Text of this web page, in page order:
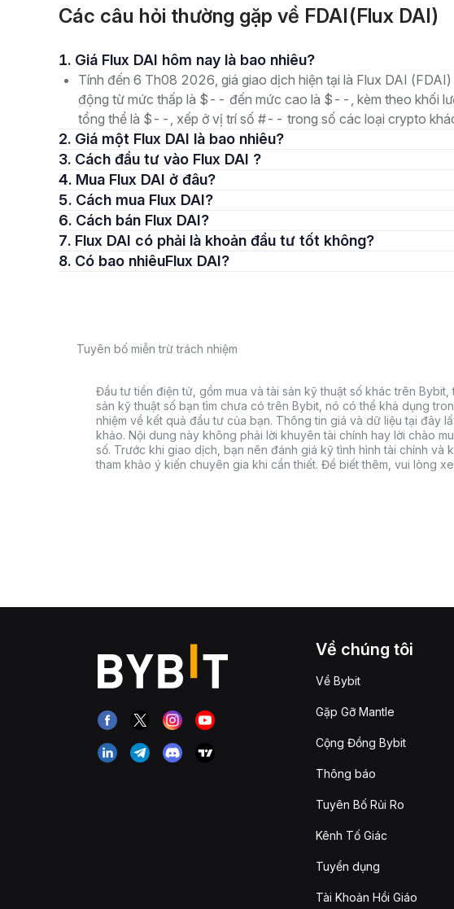
Các câu hỏi thường gặp về FDAI(Flux DAI)
1. Giá Flux DAI hôm nay là bao nhiêu?
Tính đến 6 Th08 2026, giá giao dịch hiện tại là Flux DAI
động từ mức thấp là $-- đến mức cao là $--, kèm theo khối
tổng thể là $--, xếp ở vị trí số #-- trong số các loại crypto
2. Giá một Flux DAI là bao nhiêu?
3. Cách đầu tư vào Flux DAI ?
4. Mua Flux DAI ở đâu?
5. Cách mua Flux DAI?
6. Cách bán Flux DAI?
7. Flux DAI có phải là khoản đầu tư tốt không?
8. Có bao nhiêuFlux DAI?
Tuyên bố miễn trừ trách nhiệm
Đầu tư tiền điện tử, gồm mua và tài sản kỹ thuật số khác trên Bybit,
sản kỹ thuật số bạn tìm chưa có trên Bybit, nó có thể khả dụng
nhiệm về kết quả đầu tư của bạn. Thông tin giá và dữ liệu tại đây
khảo. Nội dung này không phải lời khuyên tài chính hay lời chào
số. Trước khi giao dịch, bạn nên đánh giá kỹ tình hình tài chính và
tham khảo ý kiến chuyên gia khi cần thiết. Để biết thêm, vui lòng
Về chúng tôi
Về Bybit
Gặp Gỡ Mantle
Cộng Đồng Bybit
Thông báo
Tuyên Bố Rủi Ro
Kênh Tố Giác
Tuyển dụng
Tài Khoản Hồi Giáo